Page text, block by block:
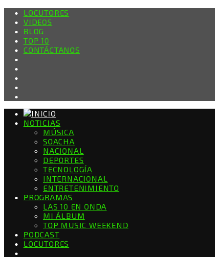
LOCUTORES
VIDEOS
BLOG
TOP 10
CONTÁCTANOS
NOTICIAS
MÚSICA
SOACHA
NACIONAL
DEPORTES
TECNOLOGÍA
INTERNACIONAL
ENTRETENIMIENTO
PROGRAMAS
LAS 10 EN ONDA
MI ÁLBUM
TOP MUSIC WEEKEND
PODCAST
LOCUTORES